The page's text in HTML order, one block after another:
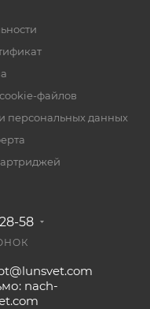
файлов
персональных данных
58
nach-